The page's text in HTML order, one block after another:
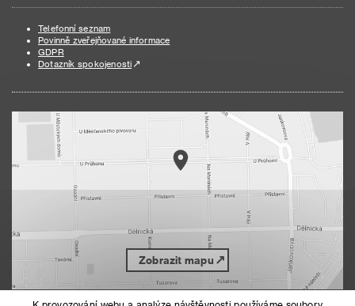
Telefonní seznam
Povinně zveřejňované informace
GDPR
Dotazník spokojenosti
Zobrazit mapu